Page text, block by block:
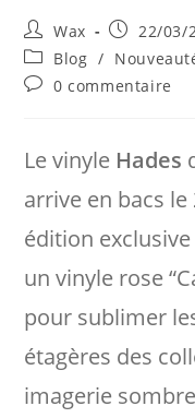
Auteur/autrice
de
la
publication :
Wax
publiée :
22/03/
Post
category:
Blog /
Commentaires
0 commentaire
Le vinyle Hades
arrive en bacs
édition
un vinyle rose
pour sublimer
étagères des
imagerie